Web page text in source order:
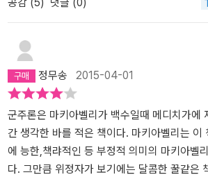
술방식이 이채롭다. 이야기를 풀어내듯이 쓰여
감은 있지만 쉽게 읽어내려 갈 수 있다. 군주
담아 들을 만한 내용이 가득하다. 특히 기억에
와 영우의 두 모습을 가지고 있어야 한다는 표
주의 모습을 두려워하지 않고 외부 군대의 힘
대를 양성해야 한다고 말한다. 이런 내용을 읽
인간의 삶 중 정치적 냉혹함을 반영하여 행동
군주론에서는 백성들에 대한 애민정신은 찾아
백성은 군주의 뜻에 따라 이용당하는 피지배자
다. 군주 행동에 따라 백성은 어떻게 행동하는
정무송 2015-04-01
군주론은 마키아벨리가 백수일때 메디치가에
간 생각한 바를 적은 책이다. 마키아벨리는 이
에 능한,책랴적인 등 부정적 의미의 마키아벨
다. 그만큼 위정자가 보기에는 달콤한 꿀같은